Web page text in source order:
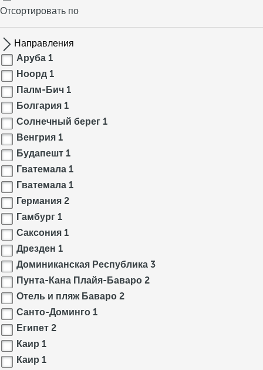
Отсортировать по
Направления
Аруба 1
Ноорд 1
Палм-Бич 1
Болгария 1
Солнечный берег 1
Венгрия 1
Будапешт 1
Гватемала 1
Гватемала 1
Германия 2
Гамбург 1
Саксония 1
Дрезден 1
Доминиканская Республика 3
Пунта-Кана Плайя-Баваро 2
Отель и пляж Баваро 2
Санто-Доминго 1
Египет 2
Каир 1
Каир 1